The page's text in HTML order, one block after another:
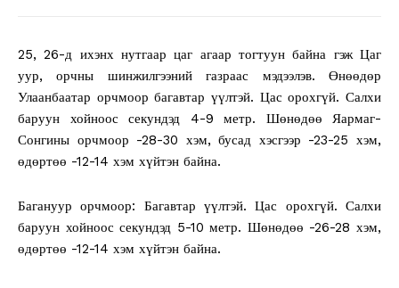
25, 26-д ихэнх нутгаар цаг агаар тогтуун байна гэж Цаг
уур, орчны шинжилгээний газраас мэдээлэв. Өнөөдөр
Улаанбаатар орчмоор багавтар үүлтэй. Цас орохгүй. Салхи
баруун хойноос секундэд 4-9 метр. Шөнөдөө Яармаг-
Сонгины орчмоор -28-30 хэм, бусад хэсгээр -23-25 хэм,
өдөртөө -12-14 хэм хүйтэн байна.
Багануур орчмоор: Багавтар үүлтэй. Цас орохгүй. Салхи
баруун хойноос секундэд 5-10 метр. Шөнөдөө -26-28 хэм,
өдөртөө -12-14 хэм хүйтэн байна.